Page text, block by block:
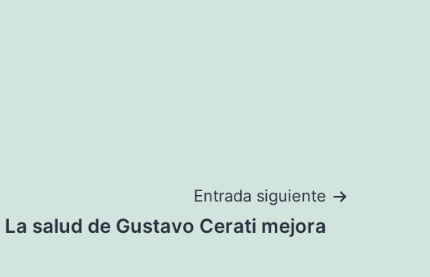
Entrada siguiente
La salud de Gustavo Cerati mejora